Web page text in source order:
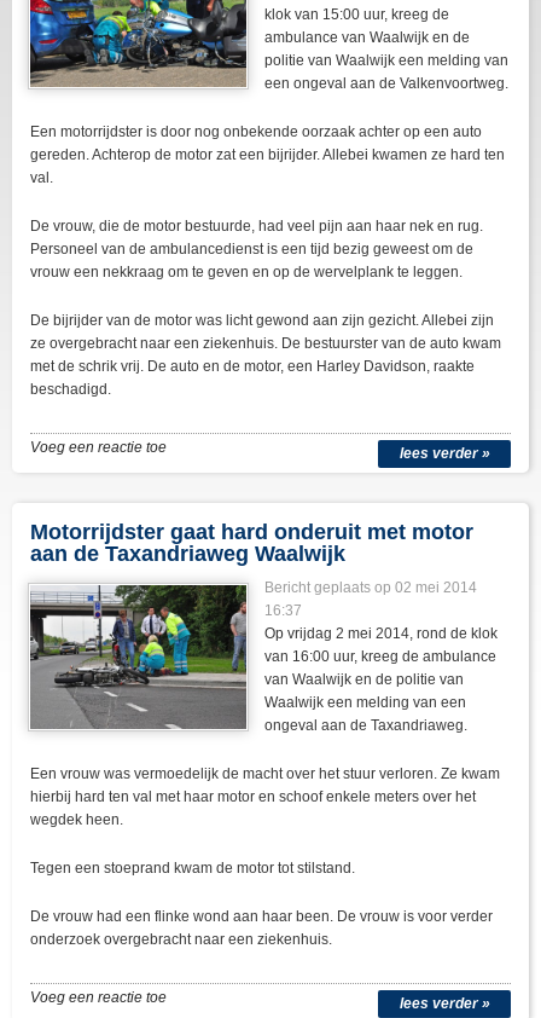
klok van 15:00 uur, kreeg de
ambulance van Waalwijk en de
politie van Waalwijk een melding van
een ongeval aan de Valkenvoortweg.
Een motorrijdster is door nog onbekende oorzaak achter op een auto
gereden. Achterop de motor zat een bijrijder. Allebei kwamen ze hard ten
val.
De vrouw, die de motor bestuurde, had veel pijn aan haar nek en rug.
Personeel van de ambulancedienst is een tijd bezig geweest om de
vrouw een nekkraag om te geven en op de wervelplank te leggen.
De bijrijder van de motor was licht gewond aan zijn gezicht. Allebei zijn
ze overgebracht naar een ziekenhuis. De bestuurster van de auto kwam
met de schrik vrij. De auto en de motor, een Harley Davidson, raakte
beschadigd.
lees verder »
Voeg een reactie toe
Motorrijdster gaat hard onderuit met motor
aan de Taxandriaweg Waalwijk
Bericht geplaats op 02 mei 2014
16:37
Op vrijdag 2 mei 2014, rond de klok
van 16:00 uur, kreeg de ambulance
van Waalwijk en de politie van
Waalwijk een melding van een
ongeval aan de Taxandriaweg.
Een vrouw was vermoedelijk de macht over het stuur verloren. Ze kwam
hierbij hard ten val met haar motor en schoof enkele meters over het
wegdek heen.
Tegen een stoeprand kwam de motor tot stilstand.
De vrouw had een flinke wond aan haar been. De vrouw is voor verder
onderzoek overgebracht naar een ziekenhuis.
lees verder »
Voeg een reactie toe